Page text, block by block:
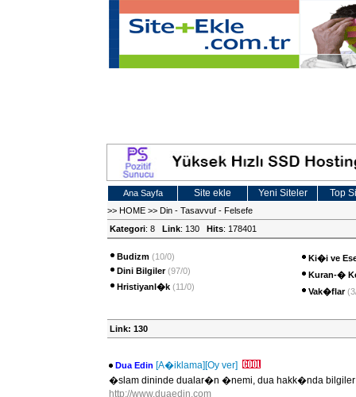
Ana Sayfa Site ekle Yeni Siteler Top
>> HOME >> Din - Tasavvuf - Felsefe
Kategori: 8 Link: 130 Hits: 178401
Budizm (10/0)
Dini Bilgiler (97/0)
Hristiyanl�k (11/0)
Ki�i ve
Kuran-�
Vak�flar
Link: 130
Dua Edin [A�iklama][Oy ver]
�slam dininde dualar�n �nemi, dua hakk�nda bilgiler
http://www.duaedin.com